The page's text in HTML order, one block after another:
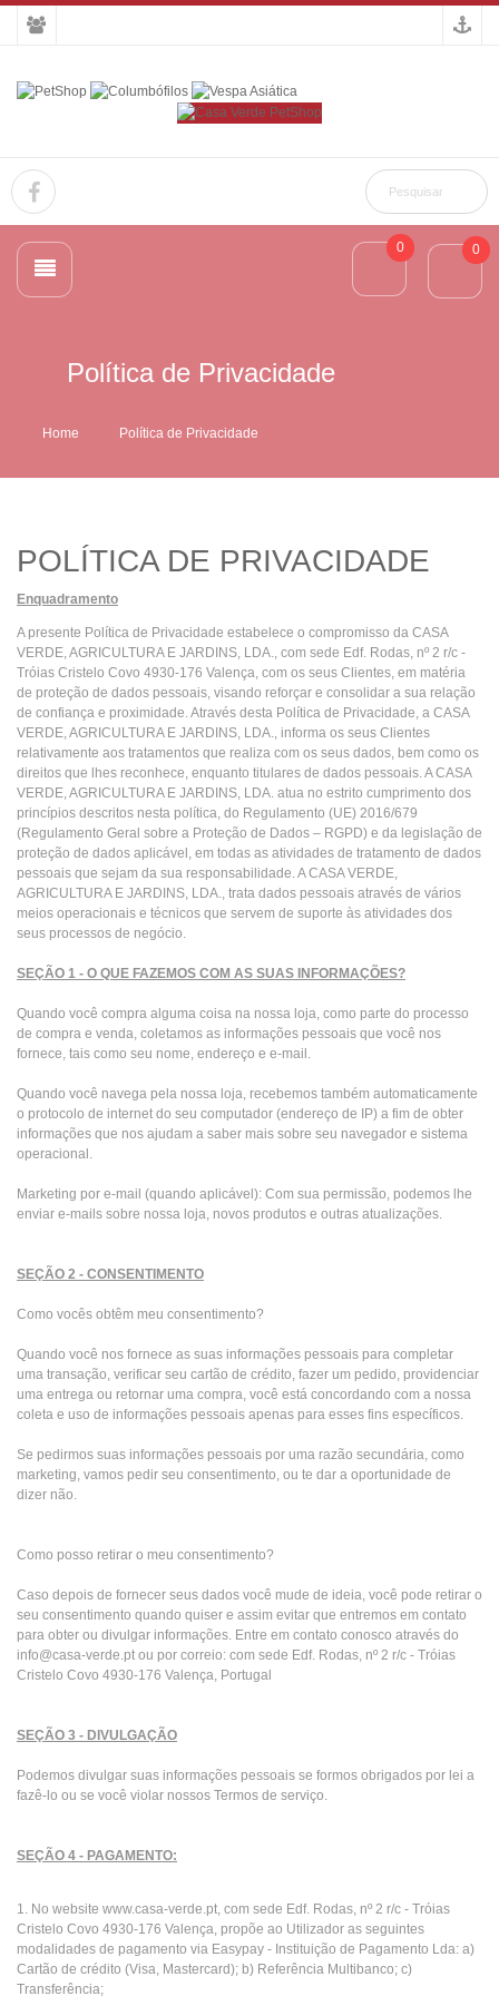
0 0
Política de Privacidade
Home Política de Privacidade
POLÍTICA DE PRIVACIDADE
Enquadramento
A presente Política de Privacidade estabelece o compromisso da CASA
VERDE, AGRICULTURA E JARDINS, LDA., com sede Edf. Rodas, nº 2 r/c -
Tróias Cristelo Covo 4930-176 Valença, com os seus Clientes, em matéria
de proteção de dados pessoais, visando reforçar e consolidar a sua relação
de confiança e proximidade. Através desta Política de Privacidade, a CASA
VERDE, AGRICULTURA E JARDINS, LDA., informa os seus Clientes
relativamente aos tratamentos que realiza com os seus dados, bem como os
direitos que lhes reconhece, enquanto titulares de dados pessoais. A CASA
VERDE, AGRICULTURA E JARDINS, LDA. atua no estrito cumprimento dos
princípios descritos nesta política, do Regulamento (UE) 2016/679
(Regulamento Geral sobre a Proteção de Dados – RGPD) e da legislação de
proteção de dados aplicável, em todas as atividades de tratamento de dados
pessoais que sejam da sua responsabilidade. A CASA VERDE,
AGRICULTURA E JARDINS, LDA., trata dados pessoais através de vários
meios operacionais e técnicos que servem de suporte às atividades dos
seus processos de negócio.
SEÇÃO 1 - O QUE FAZEMOS COM AS SUAS INFORMAÇÕES?
Quando você compra alguma coisa na nossa loja, como parte do processo
de compra e venda, coletamos as informações pessoais que você nos
fornece, tais como seu nome, endereço e e-mail.
Quando você navega pela nossa loja, recebemos também automaticamente
o protocolo de internet do seu computador (endereço de IP) a fim de obter
informações que nos ajudam a saber mais sobre seu navegador e sistema
operacional.
Marketing por e-mail (quando aplicável): Com sua permissão, podemos lhe
enviar e-mails sobre nossa loja, novos produtos e outras atualizações.
SEÇÃO 2 - CONSENTIMENTO
Como vocês obtêm meu consentimento?
Quando você nos fornece as suas informações pessoais para completar
uma transação, verificar seu cartão de crédito, fazer um pedido, providenciar
uma entrega ou retornar uma compra, você está concordando com a nossa
coleta e uso de informações pessoais apenas para esses fins específicos.
Se pedirmos suas informações pessoais por uma razão secundária, como
marketing, vamos pedir seu consentimento, ou te dar a oportunidade de
dizer não.
Como posso retirar o meu consentimento?
Caso depois de fornecer seus dados você mude de ideia, você pode retirar o
seu consentimento quando quiser e assim evitar que entremos em contato
para obter ou divulgar informações. Entre em contato conosco através do
info@casa-verde.pt ou por correio: com sede Edf. Rodas, nº 2 r/c - Tróias
Cristelo Covo 4930-176 Valença, Portugal
SEÇÃO 3 - DIVULGAÇÃO
Podemos divulgar suas informações pessoais se formos obrigados por lei a
fazê-lo ou se você violar nossos Termos de serviço.
SEÇÃO 4 - PAGAMENTO:
1. No website www.casa-verde.pt, com sede Edf. Rodas, nº 2 r/c - Tróias
Cristelo Covo 4930-176 Valença, propõe ao Utilizador as seguintes
modalidades de pagamento via Easypay - Instituição de Pagamento Lda: a)
Cartão de crédito (Visa, Mastercard); b) Referência Multibanco; c)
Transferência;